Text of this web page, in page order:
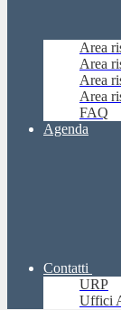
Area
Area
Area
Area
FAQ
Agenda
Contatti
URP
Uffici